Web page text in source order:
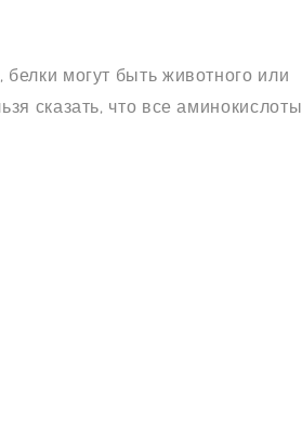
могут быть животного или
сказать, что все аминокислоты